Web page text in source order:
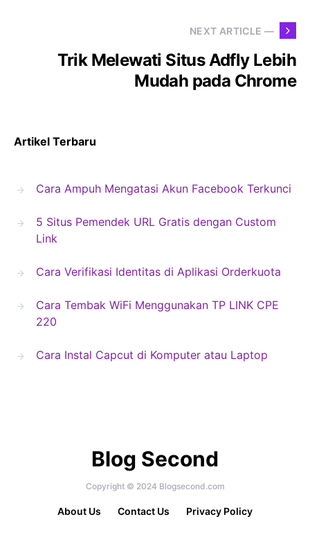
NEXT ARTICLE —
Trik Melewati Situs Adfly Lebih
Mudah pada Chrome
Artikel Terbaru
Cara Ampuh Mengatasi Akun Facebook Terkunci
5 Situs Pemendek URL Gratis dengan Custom
Link
Cara Verifikasi Identitas di Aplikasi Orderkuota
Cara Tembak WiFi Menggunakan TP LINK CPE
220
Cara Instal Capcut di Komputer atau Laptop
Blog Second
Copyright © 2024 Blogsecond.com
About Us Contact Us Privacy Policy